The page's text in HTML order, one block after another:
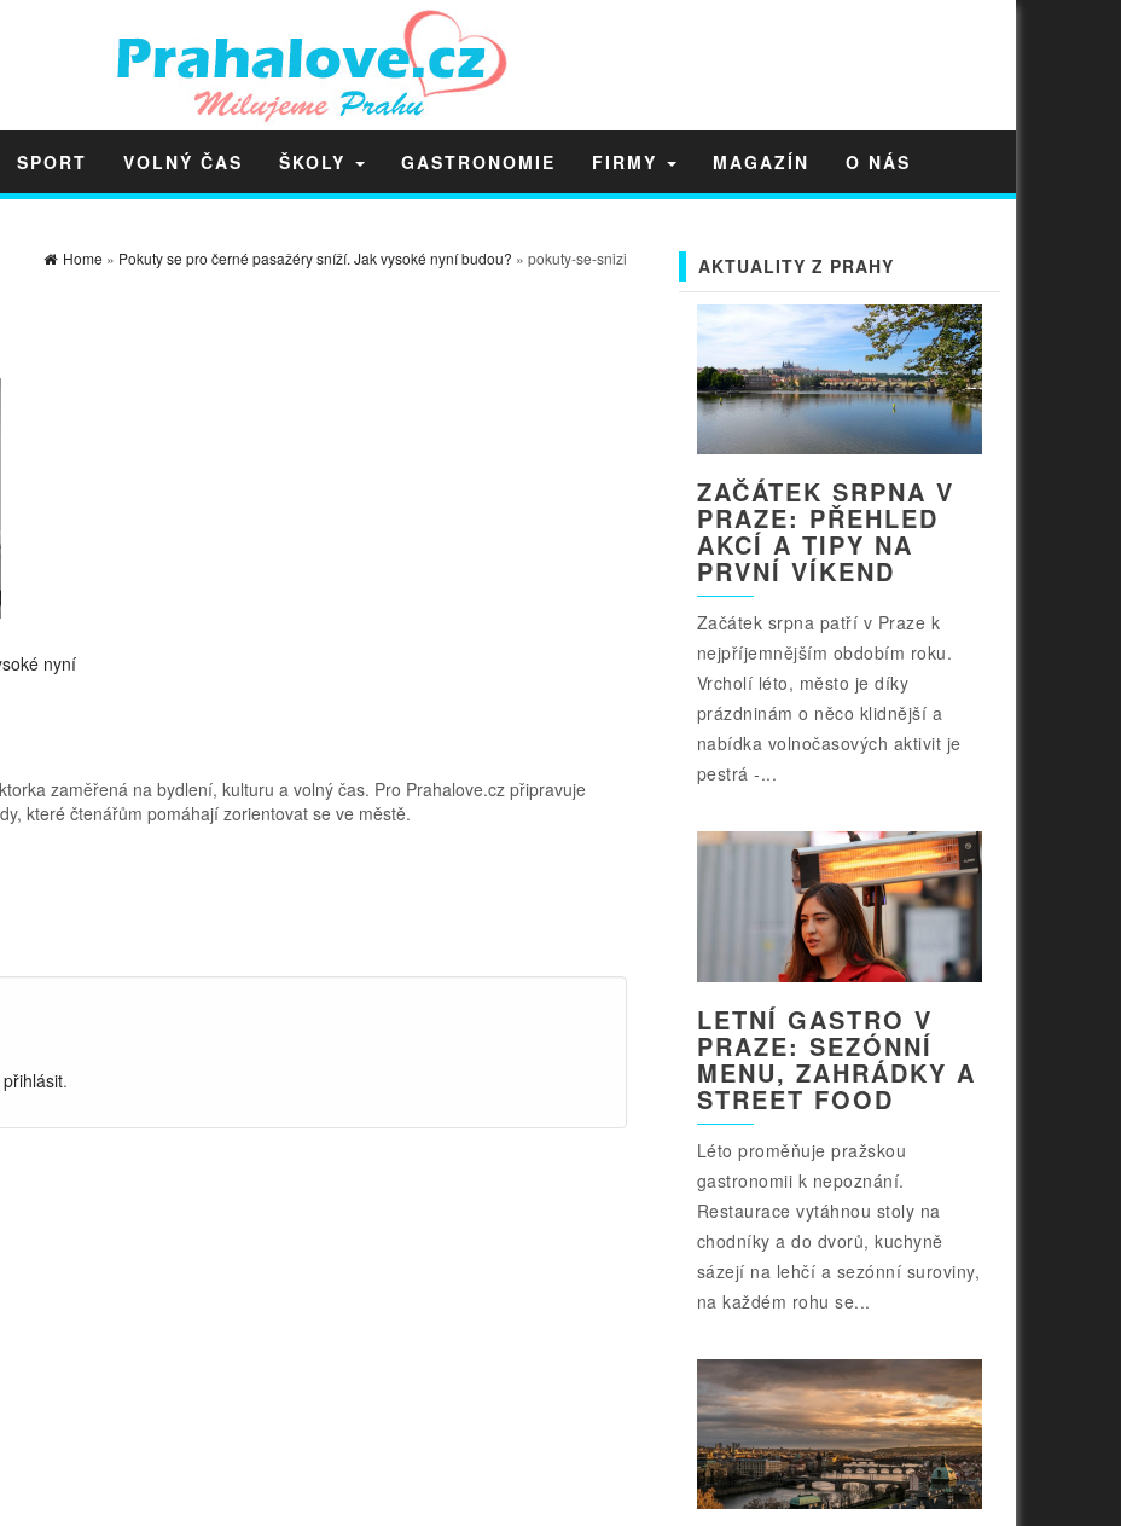
SPORT VOLNÝ ČAS ŠKOLY GASTRONOMIE FIRMY MAGAZÍN O NÁS
Home » Pokuty se pro černé pasažéry sníží. Jak vysoké nyní budou? » pokuty-se-snizi
nyní
zaměřená na bydlení, kulturu a volný čas. Pro Prahalove.cz připravuje
které čtenářům pomáhají zorientovat se ve městě.
přihlásit.
AKTUALITY Z PRAHY
ZAČÁTEK SRPNA V
PRAZE: PŘEHLED
AKCÍ A TIPY NA
PRVNÍ VÍKEND
Začátek srpna patří v Praze k
nejpříjemnějším obdobím roku.
Vrcholí léto, město je díky
prázdninám o něco klidnější a
nabídka volnočasových aktivit je
pestrá -...
LETNÍ GASTRO V
PRAZE: SEZÓNNÍ
MENU, ZAHRÁDKY A
STREET FOOD
Léto proměňuje pražskou
gastronomii k nepoznání.
Restaurace vytáhnou stoly na
chodníky a do dvorů, kuchyně
sázejí na lehčí a sezónní suroviny,
na každém rohu se...